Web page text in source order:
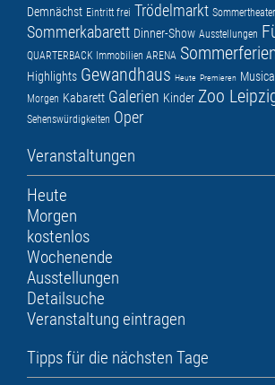
Demnächst Eintritt frei Trödelmarkt Sommertheater
Sommerkabarett Dinner-Show Ausstellungen
QUARTERBACK Immobilien ARENA
Highlights Gewandhaus Heute Premieren
Morgen Kabarett Galerien Kinder Zoo
Sehenswürdigkeiten Oper
Veranstaltungen
Heute
Morgen
kostenlos
Wochenende
Ausstellungen
Detailsuche
Veranstaltung eintragen
Tipps für die nächsten Tage